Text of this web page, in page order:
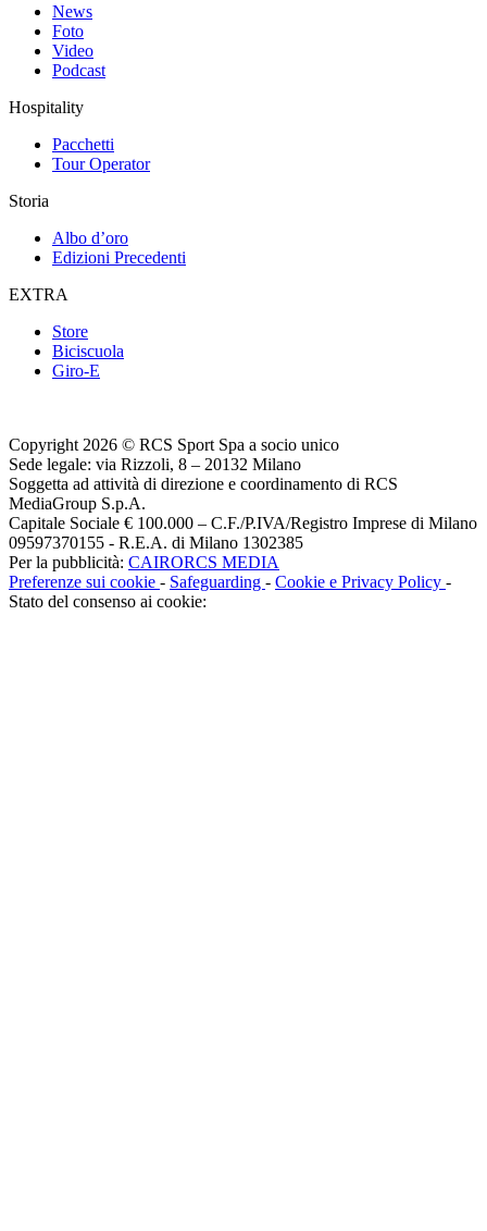
News
Foto
Video
Podcast
Hospitality
Pacchetti
Tour Operator
Storia
Albo d’oro
Edizioni Precedenti
EXTRA
Store
Biciscuola
Giro-E
Copyright 2026 © RCS Sport Spa a socio unico
Sede legale: via Rizzoli, 8 – 20132 Milano
Soggetta ad attività di direzione e coordinamento di RCS
MediaGroup S.p.A.
Capitale Sociale € 100.000 – C.F./P.IVA/Registro Imprese di Milano
09597370155 - R.E.A. di Milano 1302385
Per la pubblicità: CAIRORCS MEDIA
Preferenze sui cookie - Safeguarding - Cookie e Privacy Policy -
Stato del consenso ai cookie: